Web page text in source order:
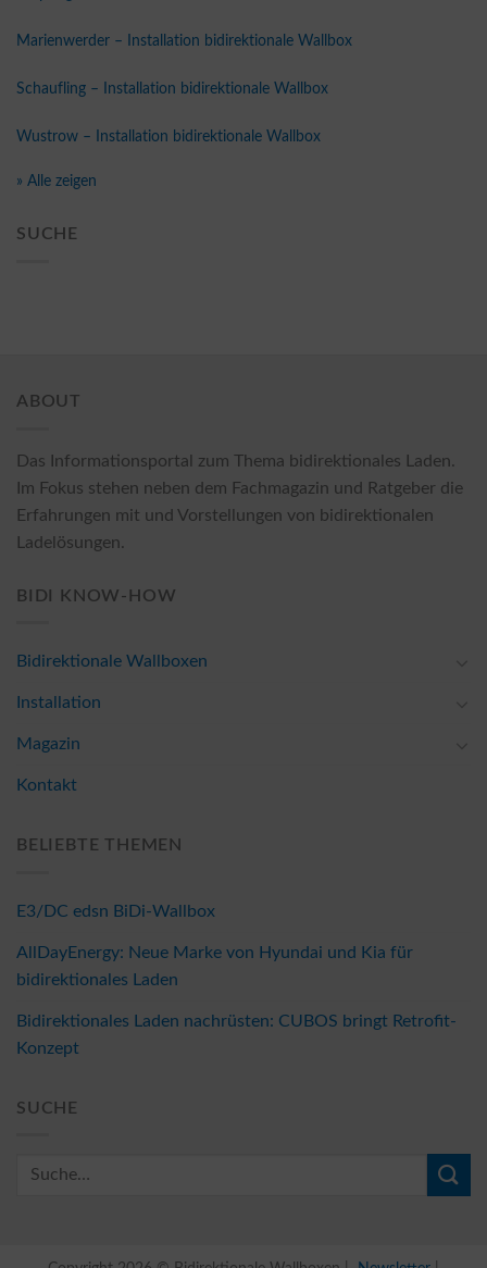
Marienwerder – Installation bidirektionale Wallbox
Schaufling – Installation bidirektionale Wallbox
Wustrow – Installation bidirektionale Wallbox
» Alle zeigen
SUCHE
ABOUT
Das Informationsportal zum Thema bidirektionales Laden.
Im Fokus stehen neben dem Fachmagazin und Ratgeber die
Erfahrungen mit und Vorstellungen von bidirektionalen
Ladelösungen.
BIDI KNOW-HOW
Bidirektionale Wallboxen
Installation
Magazin
Kontakt
BELIEBTE THEMEN
E3/DC edsn BiDi-Wallbox
AllDayEnergy: Neue Marke von Hyundai und Kia für
bidirektionales Laden
Bidirektionales Laden nachrüsten: CUBOS bringt Retrofit-
Konzept
SUCHE